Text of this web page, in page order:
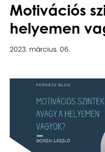
Motivációs
helyemen
2023. március. 06.